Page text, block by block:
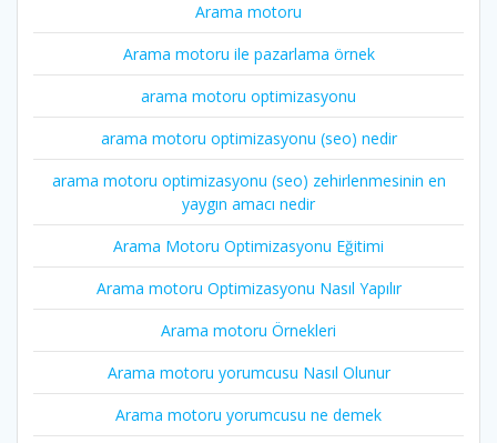
Arama motoru
Arama motoru ile pazarlama örnek
arama motoru optimizasyonu
arama motoru optimizasyonu (seo) nedir
arama motoru optimizasyonu (seo) zehirlenmesinin en
yaygın amacı nedir
Arama Motoru Optimizasyonu Eğitimi
Arama motoru Optimizasyonu Nasıl Yapılır
Arama motoru Örnekleri
Arama motoru yorumcusu Nasıl Olunur
Arama motoru yorumcusu ne demek